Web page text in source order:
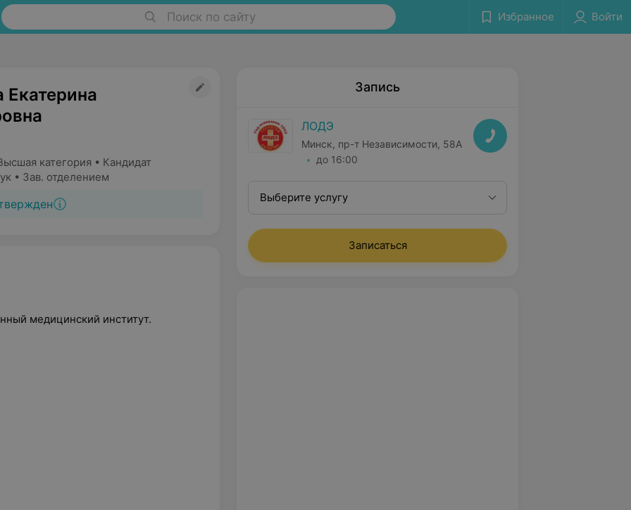
Поиск по сайту Избранное Войти
Екатерина
категория • Кандидат
• Зав. отделением
медицинский институт.
Запись
ЛОДЭ
Минск, пр-т Независимости, 58А
до 16:00
Выберите услугу
Записаться